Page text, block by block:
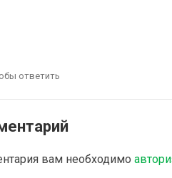
ответить
вам необходимо